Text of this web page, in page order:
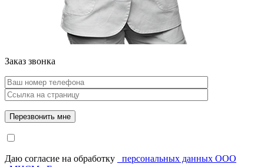
Заказ звонка
Даю согласие на обработку
персональных данных ООО